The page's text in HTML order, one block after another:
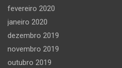
fevereiro 2020
janeiro 2020
dezembro 2019
novembro 2019
outubro 2019